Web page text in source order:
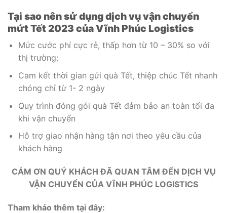
Tại sao nên sử dụng dịch vụ vận chuyển
mứt Tết 2023 của Vĩnh Phúc Logistics
Mức cước phí cực rẻ, thấp hơn từ 10 – 30% so với
thị trường:
Cam kết thời gian gửi quà Tết, thiệp chúc Tết nhanh
chóng chỉ từ 1- 2 ngày
Quy trình đóng gói quà Tết đảm bảo an toàn tối đa
khi vận chuyển
Hỗ trợ giao nhận hàng tận nơi theo yêu cầu của
khách hàng
CÁM ƠN QUÝ KHÁCH ĐÃ QUAN TÂM ĐẾN DỊCH VỤ
VẬN CHUYỂN CỦA VĨNH PHÚC LOGISTICS
Tham khảo thêm tại đây: